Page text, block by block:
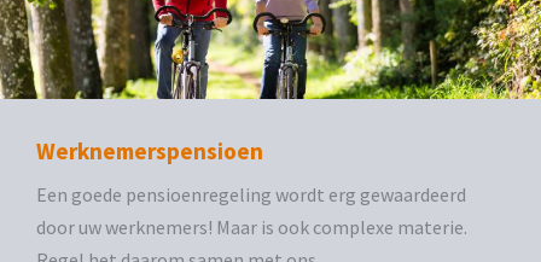
Werknemerspensioen
Een goede pensioenregeling wordt erg gewaardeerd
door uw werknemers! Maar is ook complexe materie.